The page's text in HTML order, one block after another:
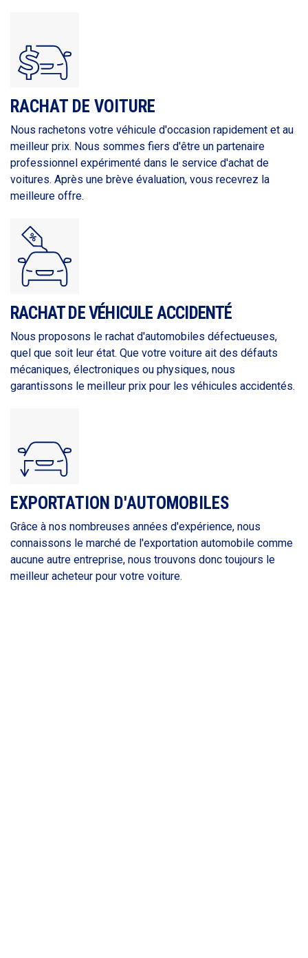
RACHAT DE VOITURE
Nous rachetons votre véhicule d'occasion rapidement et au
meilleur prix. Nous sommes fiers d'être un partenaire
professionnel expérimenté dans le service d'achat de
voitures. Après une brève évaluation, vous recevrez la
meilleure offre.
RACHAT DE VÉHICULE ACCIDENTÉ
Nous proposons le rachat d'automobiles défectueuses,
quel que soit leur état. Que votre voiture ait des défauts
mécaniques, électroniques ou physiques, nous
garantissons le meilleur prix pour les véhicules accidentés.
EXPORTATION D'AUTOMOBILES
Grâce à nos nombreuses années d'expérience, nous
connaissons le marché de l'exportation automobile comme
aucune autre entreprise, nous trouvons donc toujours le
meilleur acheteur pour votre voiture.